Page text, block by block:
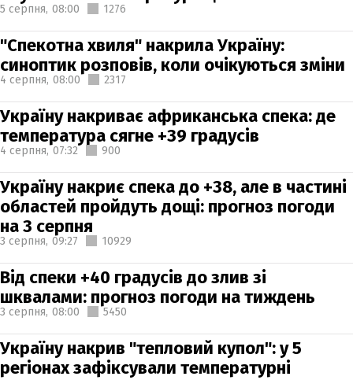
5 серпня, 08:00 1276
"Спекотна хвиля" накрила Україну:
синоптик розповів, коли очікуються зміни
4 серпня, 08:00 2317
Україну накриває африканська спека: де
температура сягне +39 градусів
4 серпня, 07:32 900
Україну накриє спека до +38, але в частині
областей пройдуть дощі: прогноз погоди
на 3 серпня
3 серпня, 09:27 10929
Від спеки +40 градусів до злив зі
шквалами: прогноз погоди на тиждень
3 серпня, 08:00 5450
Україну накрив "тепловий купол": у 5
регіонах зафіксували температурні